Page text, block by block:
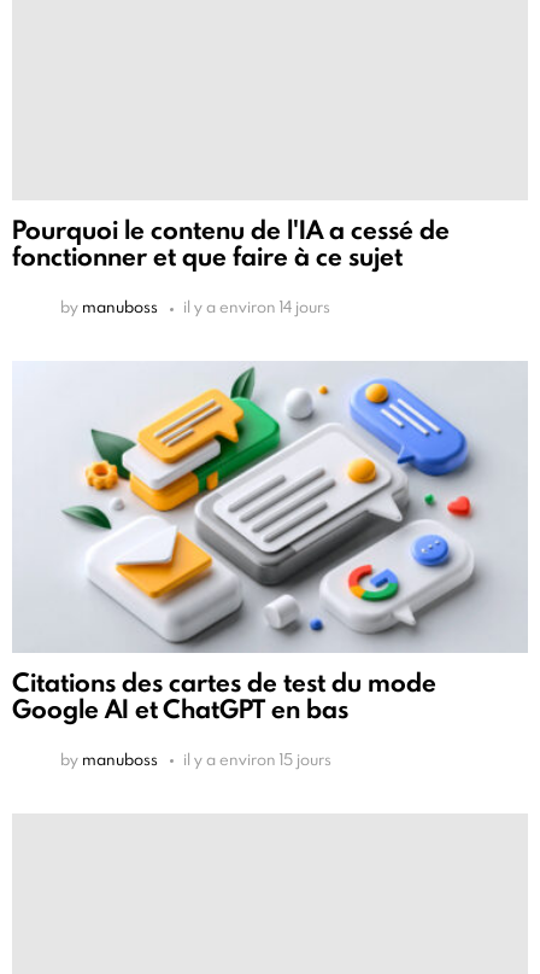
Pourquoi le contenu de l'IA a cessé de
fonctionner et que faire à ce sujet
by manuboss il y a environ 14 jours
Citations des cartes de test du mode
Google AI et ChatGPT en bas
by manuboss il y a environ 15 jours